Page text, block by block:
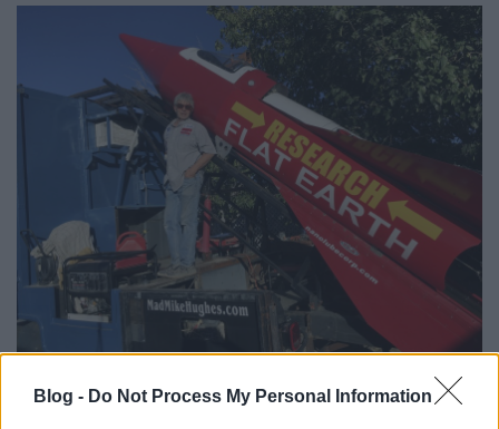
Blog - Do Not Process My Personal Information
Azt pedig minden gyermek tudja, hogy egy zászló